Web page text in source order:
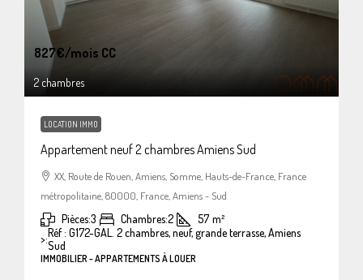
827€/mois CC
2 chambres
LOCATION IMMO
Appartement neuf 2 chambres Amiens Sud
XX, Route de Rouen, Amiens, Somme, Hauts-de-France, France
métropolitaine, 80000, France, Amiens - Sud
Pièces:3 Chambres:2 57 m²
>:Réf : G172-GAL. 2 chambres, neuf, grande terrasse, Amiens
Sud
IMMOBILIER - APPARTEMENTS À LOUER